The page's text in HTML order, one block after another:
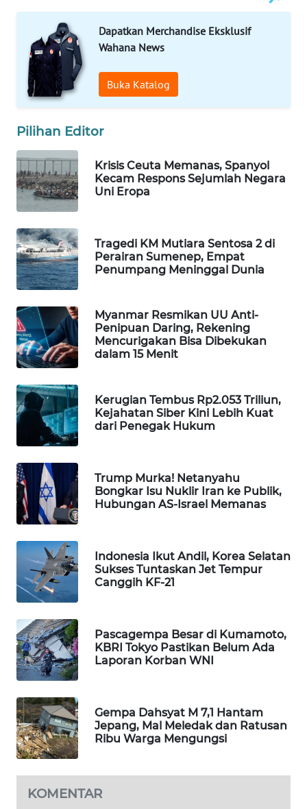
Dapatkan Merchandise Eksklusif
Wahana News
Buka Katalog
Pilihan Editor
Krisis Ceuta Memanas, Spanyol
Kecam Respons Sejumlah Negara
Uni Eropa
Tragedi KM Mutiara Sentosa 2 di
Perairan Sumenep, Empat
Penumpang Meninggal Dunia
Myanmar Resmikan UU Anti-
Penipuan Daring, Rekening
Mencurigakan Bisa Dibekukan
dalam 15 Menit
Kerugian Tembus Rp2.053 Triliun,
Kejahatan Siber Kini Lebih Kuat
dari Penegak Hukum
Trump Murka! Netanyahu
Bongkar Isu Nuklir Iran ke Publik,
Hubungan AS-Israel Memanas
Indonesia Ikut Andil, Korea Selatan
Sukses Tuntaskan Jet Tempur
Canggih KF-21
Pascagempa Besar di Kumamoto,
KBRI Tokyo Pastikan Belum Ada
Laporan Korban WNI
Gempa Dahsyat M 7,1 Hantam
Jepang, Mal Meledak dan Ratusan
Ribu Warga Mengungsi
KOMENTAR
NEWS
METRO
SIANTAR
NEWS
METRO
MEDAN
NEWS
METRO
JAKARTA
NEWS
KRT
NEWS
KARING
NEWS
JURNAL
HUMBANG
NEWS
GARONGGANG
NEWS
FISUELRI
ENERGI
NEWS
CILEUNGSI
NEWS
BERKAT
NEWS
BERAMPU
NEWS
NEWS